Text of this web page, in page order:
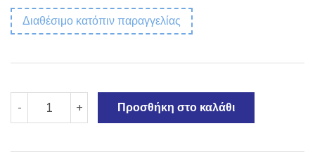
Διαθέσιμο κατόπιν παραγγελίας
-
ΚΟΡΔΕΛΑ
ΠΑΣΤΕΛ
+ Προσθήκη στο καλάθι